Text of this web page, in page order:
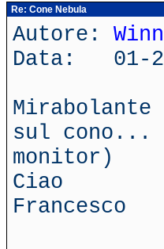
Re: Cone Nebula
Autore:
Data: 01-
sul cono...
monitor)
Ciao
Francesco